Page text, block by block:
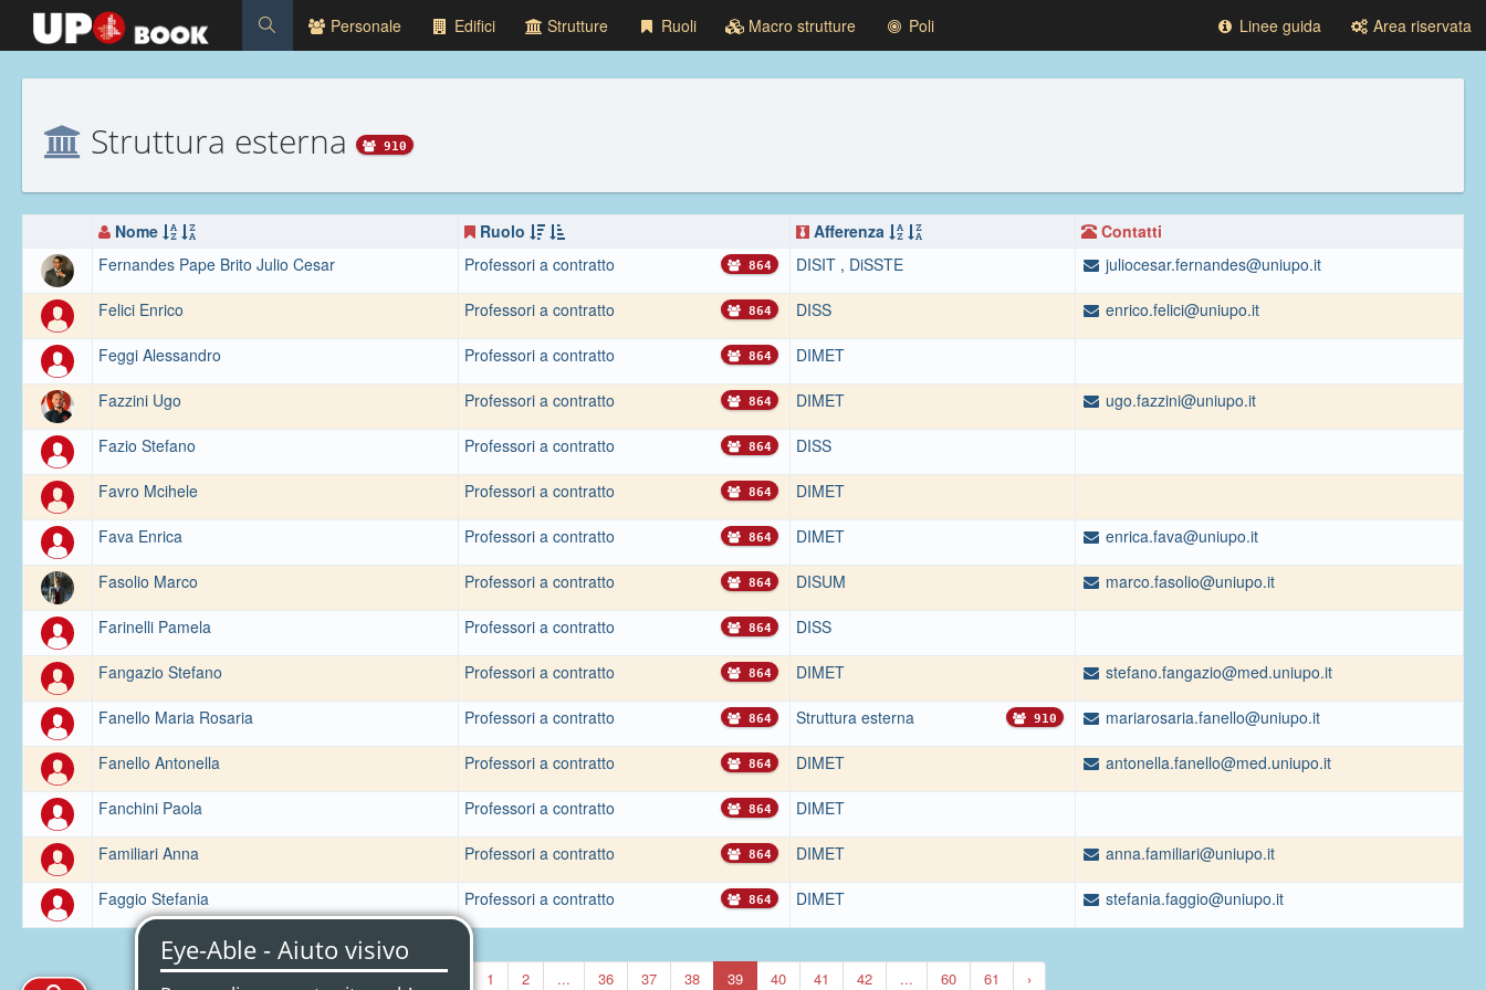
Personale Edifici Strutture Ruoli Macro strutture Poli Linee guida Area riservata
Struttura esterna 910
Nome Ruolo Afferenza
Contatti
Fernandes Pape Brito Julio Cesar
Professori a contratto 864 DISIT , DiSSTE juliocesar.fernandes@uniupo.it
Felici Enrico Professori a contratto 864 DISS enrico.felici@uniupo.it
Feggi Alessandro Professori a contratto 864 DIMET
Fazzini Ugo Professori a contratto 864 DIMET ugo.fazzini@uniupo.it
Fazio Stefano Professori a contratto 864 DISS
Favro Mcihele Professori a contratto 864 DIMET
Fava Enrica Professori a contratto 864 DIMET enrica.fava@uniupo.it
Fasolio Marco Professori a contratto 864 DISUM marco.fasolio@uniupo.it
Farinelli Pamela Professori a contratto 864 DISS
Fangazio Stefano Professori a contratto 864 DIMET stefano.fangazio@med.uniupo.it
Fanello Maria Rosaria Professori a contratto 864 Struttura esterna 910 mariarosaria.fanello@uniupo.it
Fanello Antonella Professori a contratto 864 DIMET antonella.fanello@med.uniupo.it
Fanchini Paola Professori a contratto 864 DIMET
Familiari Anna Professori a contratto 864 DIMET anna.familiari@uniupo.it
Faggio Stefania Professori a contratto 864 DIMET stefania.faggio@uniupo.it
1 2 ... 36 37 38 39 40 41 42 ... 60 61 ›